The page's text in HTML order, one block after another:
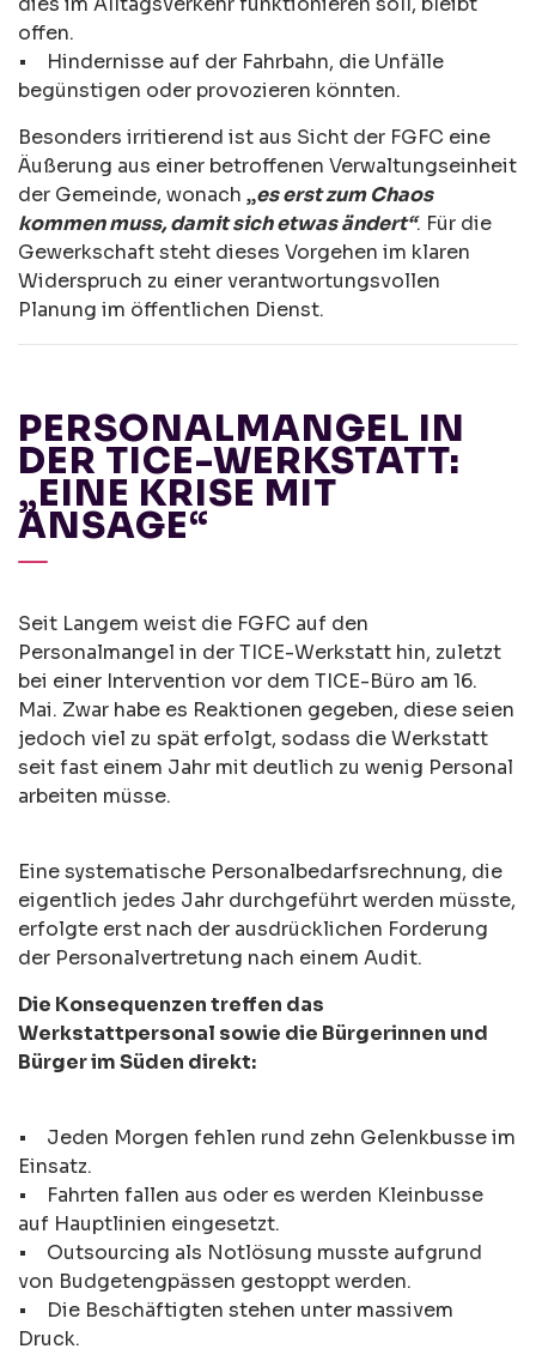
offen.
• Hindernisse auf der Fahrbahn, die Unfälle
begünstigen oder provozieren könnten.
Besonders irritierend ist aus Sicht der FGFC eine
Äußerung aus einer betroffenen Verwaltungseinheit
der Gemeinde, wonach „es erst zum Chaos
kommen muss, damit sich etwas ändert“. Für die
Gewerkschaft steht dieses Vorgehen im klaren
Widerspruch zu einer verantwortungsvollen
Planung im öffentlichen Dienst.
PERSONALMANGEL IN
DER TICE-WERKSTATT:
„EINE KRISE MIT
ANSAGE“
Seit Langem weist die FGFC auf den
Personalmangel in der TICE-Werkstatt hin, zuletzt
bei einer Intervention vor dem TICE-Büro am 16.
Mai. Zwar habe es Reaktionen gegeben, diese seien
jedoch viel zu spät erfolgt, sodass die Werkstatt
seit fast einem Jahr mit deutlich zu wenig Personal
arbeiten müsse.
Eine systematische Personalbedarfsrechnung, die
eigentlich jedes Jahr durchgeführt werden müsste,
erfolgte erst nach der ausdrücklichen Forderung
der Personalvertretung nach einem Audit.
Die Konsequenzen treffen das
Werkstattpersonal sowie die Bürgerinnen und
Bürger im Süden direkt:
• Jeden Morgen fehlen rund zehn Gelenkbusse im
Einsatz.
• Fahrten fallen aus oder es werden Kleinbusse
auf Hauptlinien eingesetzt.
• Outsourcing als Notlösung musste aufgrund
von Budgetengpässen gestoppt werden.
• Die Beschäftigten stehen unter massivem
Druck.